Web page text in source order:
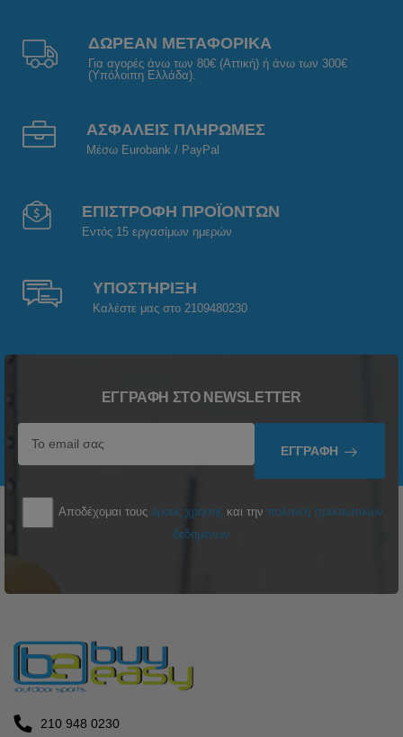
ΔΩΡΕΑΝ ΜΕΤΑΦΟΡΙΚΑ
Για αγορές άνω των 80€ (Αττική) ή άνω των 300€
(Υπόλοιπη Ελλάδα).
ΑΣΦΑΛΕΙΣ ΠΛΗΡΩΜΕΣ
Μέσω Eurobank / PayPal
ΕΠΙΣΤΡΟΦΗ ΠΡΟΪΟΝΤΩΝ
Εντός 15 εργασίμων ημερών
ΥΠΟΣΤΗΡΙΞΗ
Καλέστε μας στο 2109480230
ΕΓΓΡΑΦΉ ΣΤΟ NEWSLETTER
ΕΓΓΡΑΦΉ
Αποδέχομαι τους όρους χρήσης και την πολιτική προσωπικών
δεδομένων
210 948 0230